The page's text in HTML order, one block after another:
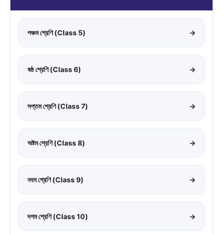
পঞ্চম শ্রেণি (Class 5) →
ষষ্ঠ শ্রেণি (Class 6) →
সপ্তম শ্রেণি (Class 7) →
অষ্টম শ্রেণি (Class 8) →
নবম শ্রেণি (Class 9) →
দশম শ্রেণি (Class 10) →